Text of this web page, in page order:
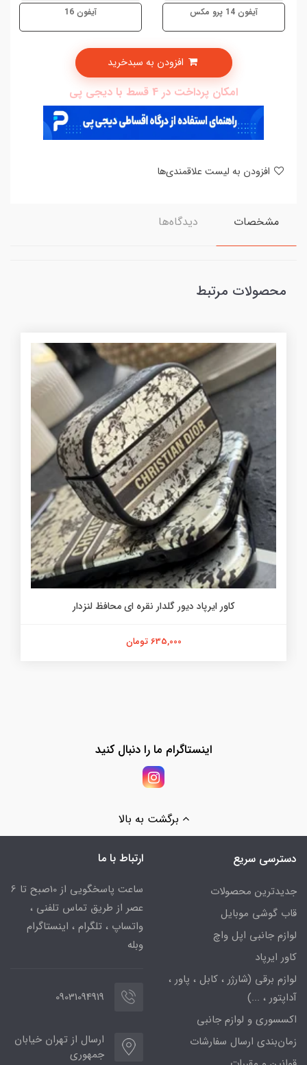
آیفون 14 پرو مکس آیفون 16
امکان پرداخت در 4 قسط با دیجی پی
مشخصات دیدگاه‌ها
محصولات مرتبط
کاور ایرپاد دیور گلدار نقره ای محافظ لنزدار
635,000 تومان
اینستاگرام ما را دنبال کنید
برگشت به بالا
دسترسی سریع
جدیدترین محصولات
قاب گوشی موبایل
لوازم جانبی اپل واچ
کاور ایرپاد
لوازم برقی (شارژر ، کابل ، پاور ،
آداپتور ، ...)
اکسسوری و لوازم جانبی
زمان‌بندی ارسال سفارشات
ارتباط با ما
ساعت پاسخگویی از 10صبح تا 6
عصر از طریق تماس تلفنی ،
واتساپ ، تلگرام ، اینستاگرام
وبله
09031094919
ارسال از تهران خیابان
جمهوری